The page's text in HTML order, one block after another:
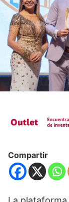
Compartir